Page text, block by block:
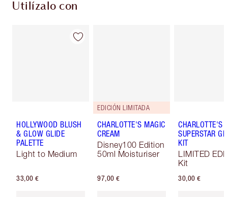
Utilízalo con
HOLLYWOOD BLUSH
& GLOW GLIDE
PALETTE
Light to Medium
33,00 €
EDICIÓN LIMITADA
CHARLOTTE'S MAGIC
CREAM
Disney100 Edition
50ml Moisturiser
97,00 €
CHARLOTTE'S
SUPERSTAR
KIT
LIMITED
Kit
30,00 €